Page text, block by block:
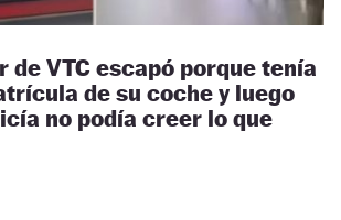
de VTC escapó porque tenía
de su coche y luego
no podía creer lo que